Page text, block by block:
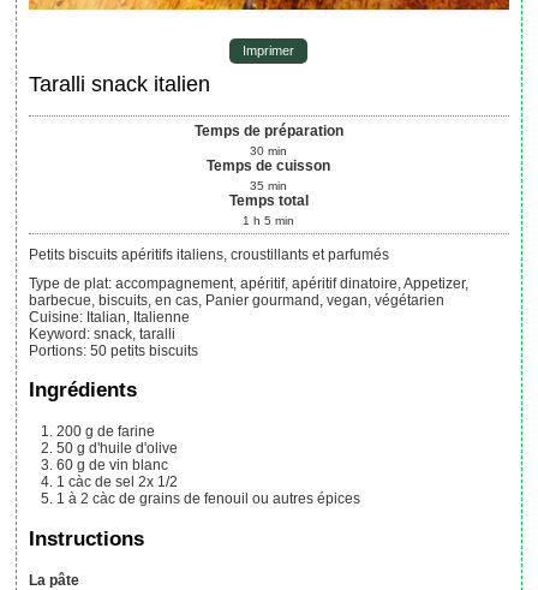
Imprimer
Taralli snack italien
Temps de préparation
30 min
Temps de cuisson
35 min
Temps total
1 h 5 min
Petits biscuits apéritifs italiens, croustillants et parfumés
Type de plat: accompagnement, apéritif, apéritif dinatoire, Appetizer,
barbecue, biscuits, en cas, Panier gourmand, vegan, végétarien
Cuisine: Italian, Italienne
Keyword: snack, taralli
Portions:50 petits biscuits
Ingrédients
200 g de farine
50 g d'huile d'olive
60 g de vin blanc
1 càcde sel 2x 1/2
1 à 2 càc de grains de fenouil ou autres épices
Instructions
La pâte